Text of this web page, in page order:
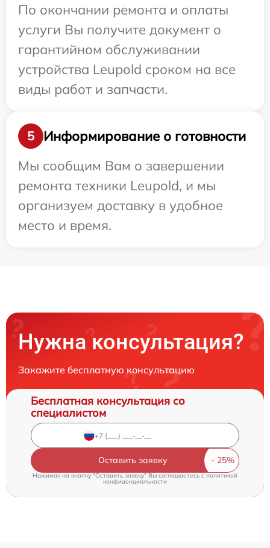
По окончании ремонта и оплаты
услуги Вы получите документ о
гарантийном обслуживании
устройства Leupold сроком на все
виды работ и запчасти.
5
Информирование о готовности
Мы сообщим Вам о завершении
ремонта техники Leupold, и мы
организуем доставку в удобное
место и время.
Нужна консультация?
Закажите бесплатную консультацию
Бесплатная консультация со
специалистом
Оставить заявку
Нажимая на кнопку "Оставить заявку" Вы соглашаетесь c политикой
конфиденциальности